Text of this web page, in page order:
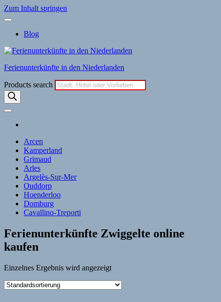
Zum Inhalt springen
Blog
Ferienunterkünfte in den Niederlanden
Products search
Arcen
Kamperland
Grimaud
Arles
Argelès-Sur-Mer
Ouddorp
Hoenderloo
Domburg
Cavallino-Treporti
Ferienunterkünfte Zwiggelte online
kaufen
Einzelnes Ergebnis wird angezeigt